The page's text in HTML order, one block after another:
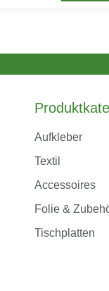
Aufkleber
Textil
Accessoires
Folie &
Tischplatten